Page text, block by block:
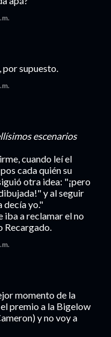
por supuesto.
escenarios
cuando leí el
cada quién su
otra idea: "¡pero
y al seguir
decía yo."
iba a reclamar el no
Recargado.
momento de la
premio a la Bigelow
y no voy a